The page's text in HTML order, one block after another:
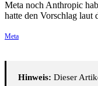
Meta noch Anthropic
hatte den Vorschlag
Meta
Hinweis: Dieser